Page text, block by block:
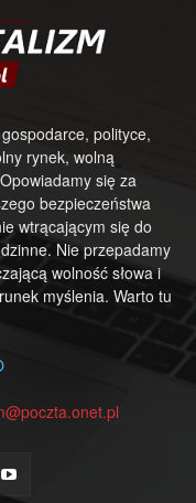
polityce,
rynek, wolną
się za
bezpieczeństwa
wtrącającym się do
Nie przepadamy
wolność słowa i
myślenia. Warto tu